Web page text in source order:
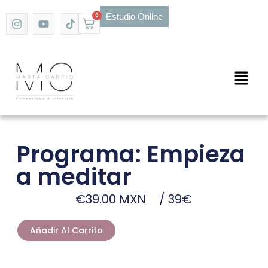
I
n
a
g
r
a
Y
o
b
e
T
i
k
0
CarritoEstudio Online
Main
Programa: Empieza
a meditar
€39.00 MXN / 39€
Programa:
Añadir Al Carrito